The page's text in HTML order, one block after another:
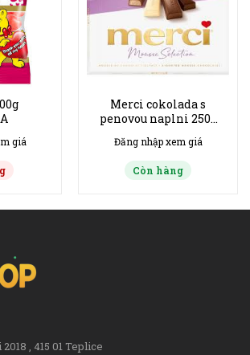
giá
Merci cokolada s
penovou naplni 250g
Đăng nhập xem giá
Còn hàng
, 415 01 Teplice